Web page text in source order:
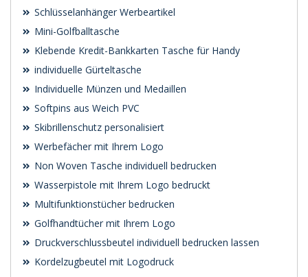
Schlüsselanhänger Werbeartikel
Mini-Golfballtasche
Klebende Kredit-Bankkarten Tasche für Handy
individuelle Gürteltasche
Individuelle Münzen und Medaillen
Softpins aus Weich PVC
Skibrillenschutz personalisiert
Werbefächer mit Ihrem Logo
Non Woven Tasche individuell bedrucken
Wasserpistole mit Ihrem Logo bedruckt
Multifunktionstücher bedrucken
Golfhandtücher mit Ihrem Logo
Druckverschlussbeutel individuell bedrucken lassen
Kordelzugbeutel mit Logodruck